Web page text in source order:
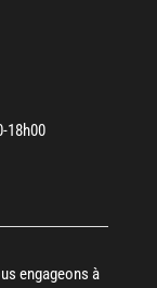
18h00
engageons à